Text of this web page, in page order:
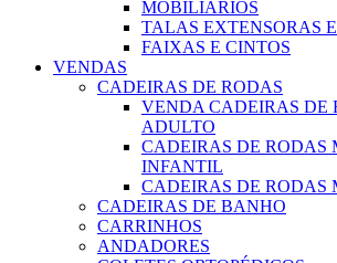
MOBILIÁRIOS
TALAS EXTENSORAS
FAIXAS E CINTOS
VENDAS
CADEIRAS DE RODAS
VENDA CADEIRAS DE
ADULTO
CADEIRAS DE RODAS
INFANTIL
CADEIRAS DE RODAS
CADEIRAS DE BANHO
CARRINHOS
ANDADORES